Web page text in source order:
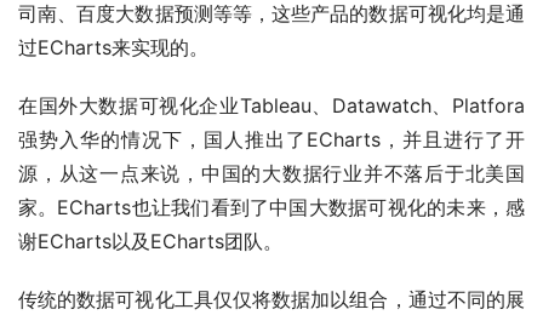
司南、百度大数据预测等等，这些产品的数据可视化均是通
过ECharts来实现的。
在国外大数据可视化企业Tableau、Datawatch、Platfora
强势入华的情况下，国人推出了ECharts，并且进行了开
源，从这一点来说，中国的大数据行业并不落后于北美国
家。ECharts也让我们看到了中国大数据可视化的未来，感
谢ECharts以及ECharts团队。
传统的数据可视化工具仅仅将数据加以组合，通过不同的展